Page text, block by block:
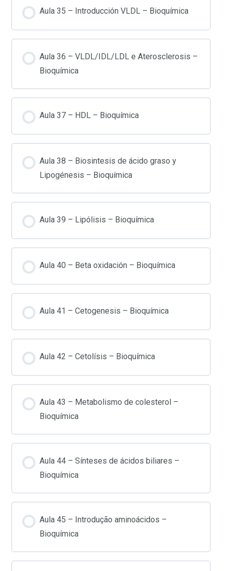
Aula 35 – Introducción VLDL – Bioquímica
Aula 36 – VLDL/IDL/LDL e Aterosclerosis –
Bioquímica
Aula 37 – HDL – Bioquímica
Aula 38 – Biosintesis de ácido graso y
Lipogénesis – Bioquímica
Aula 39 – Lipólisis – Bioquímica
Aula 40 – Beta oxidación – Bioquímica
Aula 41 – Cetogenesis – Bioquímica
Aula 42 – Cetolísis – Bioquímica
Aula 43 – Metabolismo de colesterol –
Bioquímica
Aula 44 – Sínteses de ácidos biliares –
Bioquímica
Aula 45 – Introdução aminoácidos –
Bioquímica